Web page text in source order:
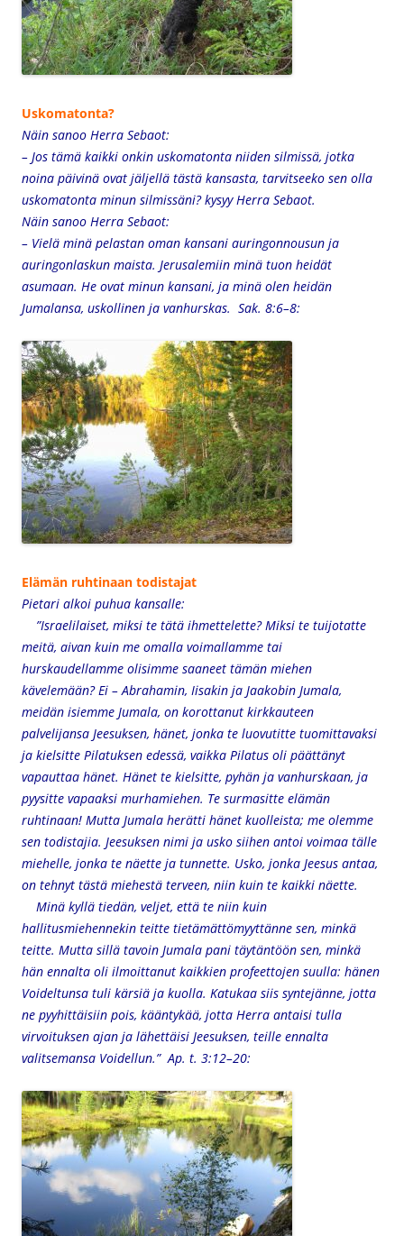
Uskomatonta?
Näin sanoo Herra Sebaot:
– Jos tämä kaikki onkin uskomatonta niiden silmissä, jotka
noina päivinä ovat jäljellä tästä kansasta, tarvitseeko sen olla
uskomatonta minun silmissäni?kysyy Herra Sebaot.
Näin sanoo Herra Sebaot:
– Vielä minä pelastan oman kansani auringonnousun ja
auringonlaskun maista. Jerusalemiin minä tuon heidät
asumaan. He ovat minun kansani, ja minä olen heidän
Jumalansa, uskollinen ja vanhurskas. Sak. 8:6–8:
Elämän ruhtinaan todistajat
Pietari alkoi puhua kansalle:
”Israelilaiset, miksi te tätä ihmettelette? Miksi te tuijotatte
meitä, aivan kuin me omalla voimallamme tai
hurskaudellamme olisimme saaneet tämän miehen
kävelemään? Ei – Abrahamin, Iisakin ja Jaakobin Jumala,
meidän isiemme Jumala, on korottanut kirkkauteen
palvelijansa Jeesuksen, hänet, jonka te luovutitte tuomittavaksi
ja kielsitte Pilatuksen edessä, vaikka Pilatus oli päättänyt
vapauttaa hänet. Hänet te kielsitte, pyhän ja vanhurskaan, ja
pyysitte vapaaksi murhamiehen. Te surmasitte elämän
ruhtinaan! Mutta Jumala herätti hänet kuolleista; me olemme
sen todistajia. Jeesuksen nimi ja usko siihen antoi voimaa tälle
miehelle, jonka te näette ja tunnette. Usko, jonka Jeesus antaa,
on tehnyt tästä miehestä terveen, niin kuin te kaikki näette.
Minä kyllä tiedän, veljet, että te niin kuin
hallitusmiehennekin teitte tietämättömyyttänne sen, minkä
teitte. Mutta sillä tavoin Jumala pani täytäntöön sen, minkä
hän ennalta oli ilmoittanut kaikkien profeettojen suulla: hänen
Voideltunsa tuli kärsiä ja kuolla. Katukaa siis syntejänne, jotta
ne pyyhittäisiin pois, kääntykää, jotta Herra antaisi tulla
virvoituksen ajan ja lähettäisi Jeesuksen, teille ennalta
valitsemansa Voidellun.” Ap. t. 3:12–20: